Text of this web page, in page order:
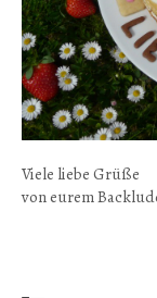
Viele liebe Grüße
von eurem